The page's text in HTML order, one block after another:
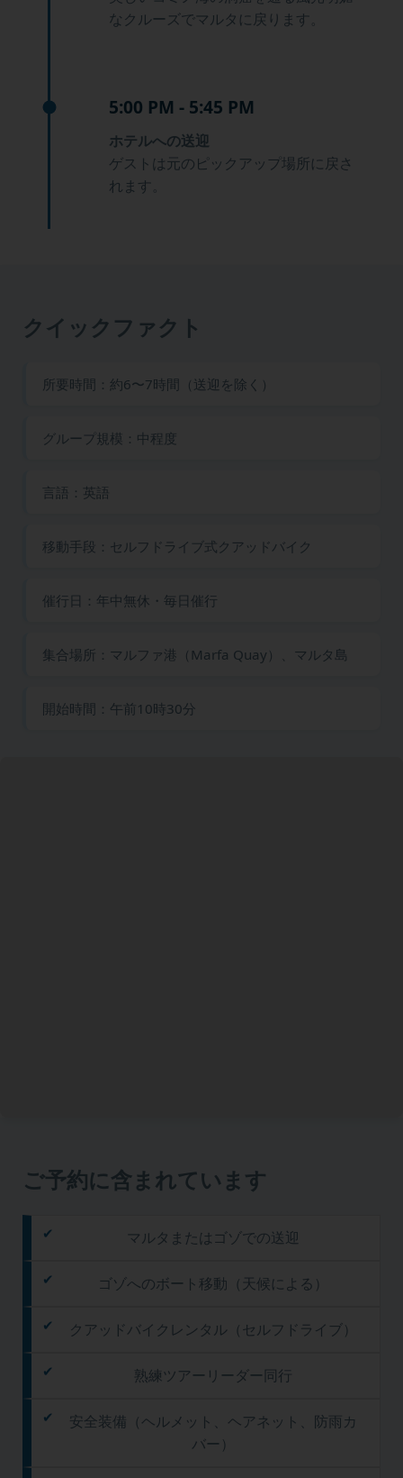
なクルーズでマルタに戻ります。
5:00 PM - 5:45 PM
ホテルへの送迎
ゲストは元のピックアップ場所に戻さ
れます。
クイックファクト
所要時間：約6〜7時間（送迎を除く）
グループ規模：中程度
言語：英語
移動手段：セルフドライブ式クアッドバイク
催行日：年中無休・毎日催行
集合場所：マルファ港（Marfa Quay）、マルタ島
開始時間：午前10時30分
ご予約に含まれています
マルタまたはゴゾでの送迎
ゴゾへのボート移動（天候による）
クアッドバイクレンタル（セルフドライブ）
熟練ツアーリーダー同行
安全装備（ヘルメット、ヘアネット、防雨カ
バー）